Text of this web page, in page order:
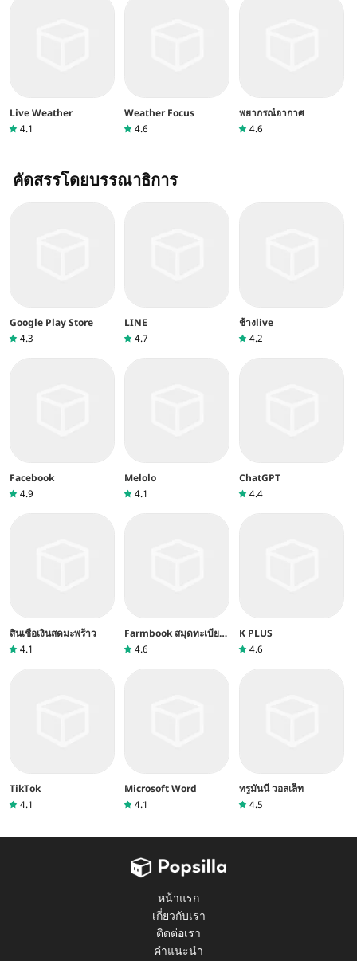
Live Weather
4.1
Weather Focus
4.6
พยากรณ์อากาศ
4.6
คัดสรรโดยบรรณาธิการ
Google Play Store
4.3
LINE
4.7
ช้างlive
4.2
Facebook
4.9
Melolo
4.1
ChatGPT
4.4
สินเชื่อเงินสดมะพร้าว
4.1
Farmbook สมุดทะเบียน
เกษตรกร
4.6
K PLUS
4.6
TikTok
4.1
Microsoft Word
4.1
ทรูมันนี่ วอลเล็ท
4.5
หน้าแรก
เกี่ยวกับเรา
ติดต่อเรา
คำแนะนำ